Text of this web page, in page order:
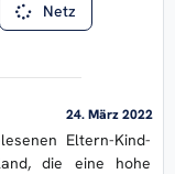
Netz
24. März 2022
Eltern-Kind-
die eine hohe